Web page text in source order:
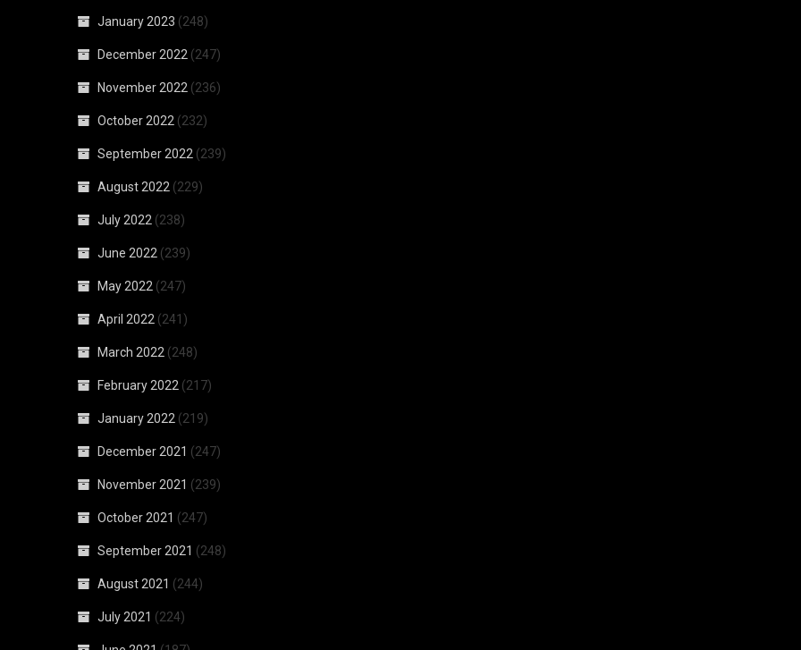
January 2023 (248)
December 2022 (247)
November 2022 (236)
October 2022 (232)
September 2022 (239)
August 2022 (229)
July 2022 (238)
June 2022 (239)
May 2022 (247)
April 2022 (241)
March 2022 (248)
February 2022 (217)
January 2022 (219)
December 2021 (247)
November 2021 (239)
October 2021 (247)
September 2021 (248)
August 2021 (244)
July 2021 (224)